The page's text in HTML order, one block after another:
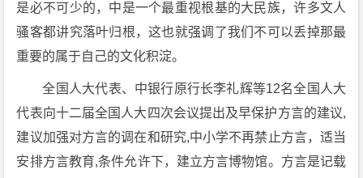
是必不可少的，中是一个最重视根基的大民族，许多文人
骚客都讲究落叶归根，这也就强调了我们不可以丢掉那最
重要的属于自己的文化积淀。
全国人大代表、中银行原行长李礼辉等12名全国人大
代表向十二届全国人大四次会议提出及早保护方言的建议,
建议加强对方言的调在和研究,中小学不再禁止方言，适当
安排方言教育,条件允许下，建立方言博物馆。方言是记载